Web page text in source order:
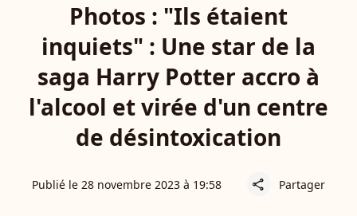
Photos : "Ils étaient
inquiets" : Une star de la
saga Harry Potter accro à
l'alcool et virée d'un centre
de désintoxication
Publié le 28 novembre 2023 à 19:58 share Partager